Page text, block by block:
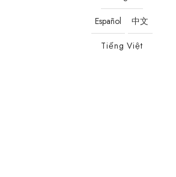
Español 中文
Tiếng Việt